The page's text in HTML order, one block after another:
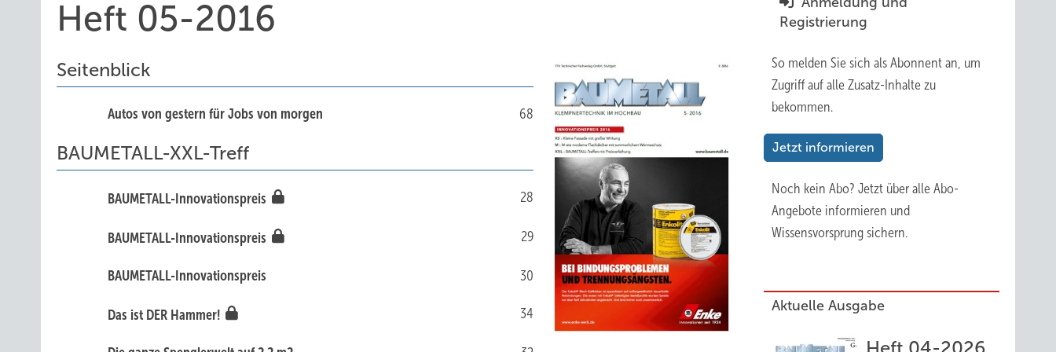
Heft 05-2016
Seitenblick
68
Autos von gestern für Jobs von morgen
BAUMETALL-XXL-Treff
28
BAUMETALL-Innovationspreis
29
BAUMETALL-Innovationspreis
30
BAUMETALL-Innovationspreis
34
Das ist DER Hammer!
Registrierung
So melden Sie sich als Abonnent an, um
Zugriff auf alle Zusatz-Inhalte zu
bekommen.
Jetzt informieren
Noch kein Abo? Jetzt über alle Abo-
Angebote informieren und
Wissensvorsprung sichern.
Aktuelle Ausgabe